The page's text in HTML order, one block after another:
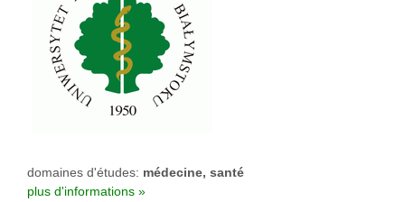
domaines d'études: médecine, santé
plus d'informations »